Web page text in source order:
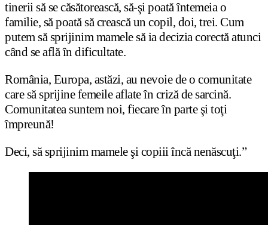
tinerii să se căsătorească, să-şi poată întemeia o
familie, să poată să crească un copil, doi, trei. Cum
putem să sprijinim mamele să ia decizia corectă atunci
când se află în dificultate.
România, Europa, astăzi, au nevoie de o comunitate
care să sprijine femeile aflate în criză de sarcină.
Comunitatea suntem noi, fiecare în parte şi toţi
împreună!
Deci, să sprijinim mamele şi copiii încă nenăscuţi.”